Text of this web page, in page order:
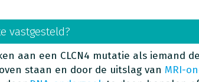
vastgesteld?
aan een CLCN4 mutatie als iemand
staan en door de uitslag van MRI-